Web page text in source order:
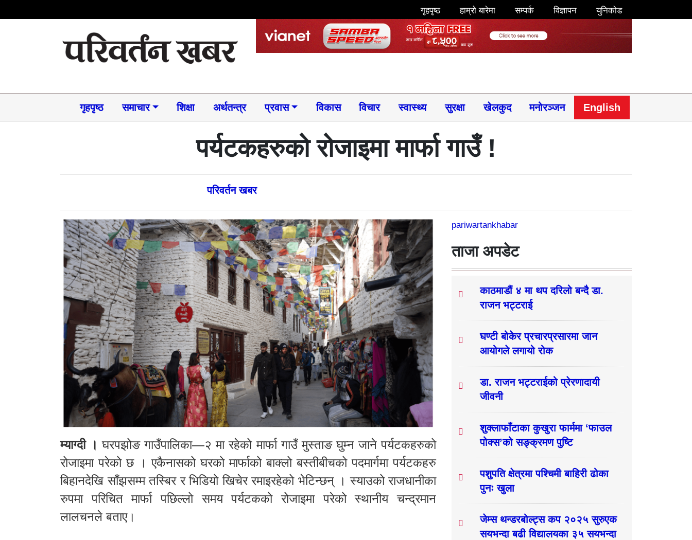
गृहपृष्ठ हाम्रो बारेमा सम्पर्क विज्ञापन युनिकोड
गृहपृष्ठ समाचार​ शिक्षा अर्थतन्त्र प्रवास विकास विचार स्वास्थ्य सुरक्षा खेलकुद मनोरञ्जन English
पर्यटकहरुको रोजाइमा मार्फा गाउँ !
परिवर्तन खबर
म्याग्दी । घरपझोङ गाउँपालिका—२ मा रहेको मार्फा गाउँ मुस्ताङ घुम्न जाने पर्यटकहरुको
रोजाइमा परेको छ । एकैनासको घरको मार्फाको बाक्लो बस्तीबीचको पदमार्गमा पर्यटकहरु
बिहानदेखि साँझसम्म तस्बिर र भिडियो खिचेर रमाइरहेको भेटिन्छन् । स्याउको राजधानीका
रुपमा परिचित मार्फा पछिल्लो समय पर्यटकको रोजाइमा परेको स्थानीय चन्द्रमान
लालचनले बताए।
pariwartankhabar
ताजा अपडेट
काठमाडौं ४ मा थप दरिलो बन्दै डा.
राजन भट्टराई
घण्टी बोकेर प्रचारप्रसारमा जान
आयोगले लगायो रोक
डा. राजन भट्टराईको प्रेरणादायी
जीवनी
शुक्लाफाँटाका कुखुरा फार्ममा ‘फाउल
पोक्स’को सङ्क्रमण पुष्टि
पशुपति क्षेत्रमा पश्चिमी बाहिरी ढोका
पुनः खुला
जेम्स थन्डरबोल्ट्स कप २०२५ सुरुएक
सयभन्दा बढी विद्यालयका ३५ सयभन्दा